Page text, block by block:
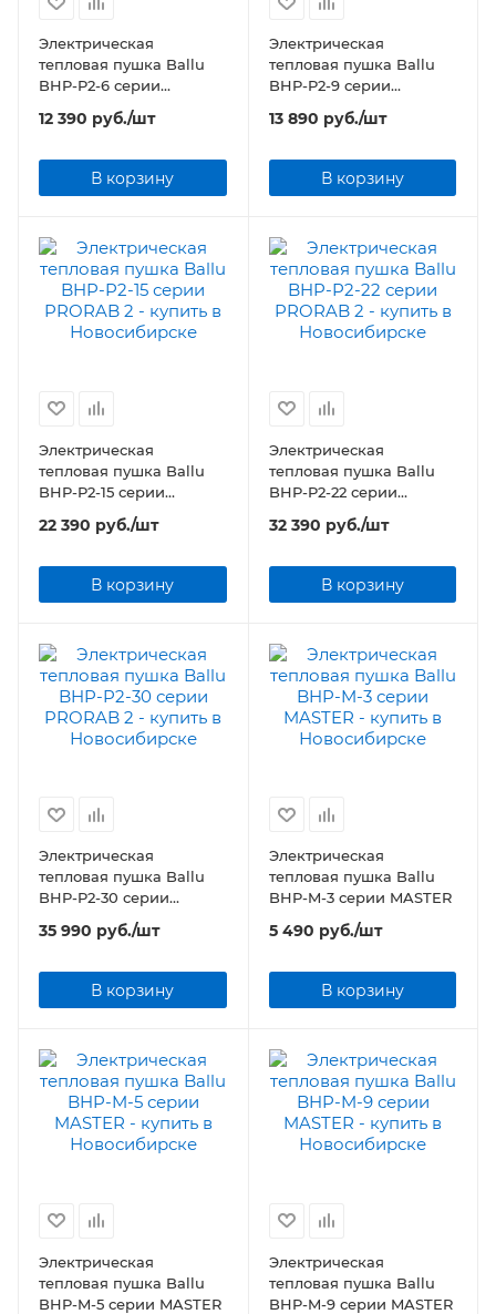
Электрическая
тепловая пушка Ballu
BHP-P2-6 серии
12 390 руб./шт
В корзину
Электрическая
тепловая пушка Ballu
BHP-P2-9 серии
13 890 руб./шт
В корзину
Электрическая
тепловая пушка Ballu
BHP-P2-15 серии
22 390 руб./шт
В корзину
Электрическая
тепловая пушка Ballu
BHP-P2-22 серии
32 390 руб./шт
В корзину
Электрическая
тепловая пушка Ballu
BHP-P2-30 серии
35 990 руб./шт
В корзину
Электрическая
тепловая пушка Ballu
BHP-M-3 серии MASTER
5 490 руб./шт
В корзину
Электрическая
тепловая пушка Ballu
BHP-M-5 серии MASTER
Электрическая
тепловая пушка Ballu
BHP-M-9 серии MASTER